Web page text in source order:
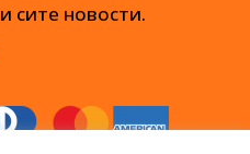
сите новости.